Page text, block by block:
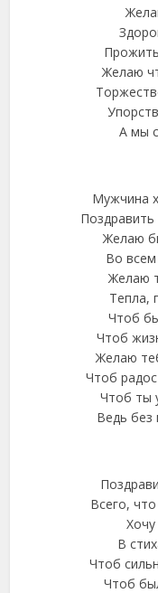
Желаю
А мы
Мужчина
Желаю
Во
Желаю
Тепла,
Чтоб
Чтоб
Желаю
Чтоб
Чтоб ты
Ведь без
Всего,
В
Чтоб
Чтоб